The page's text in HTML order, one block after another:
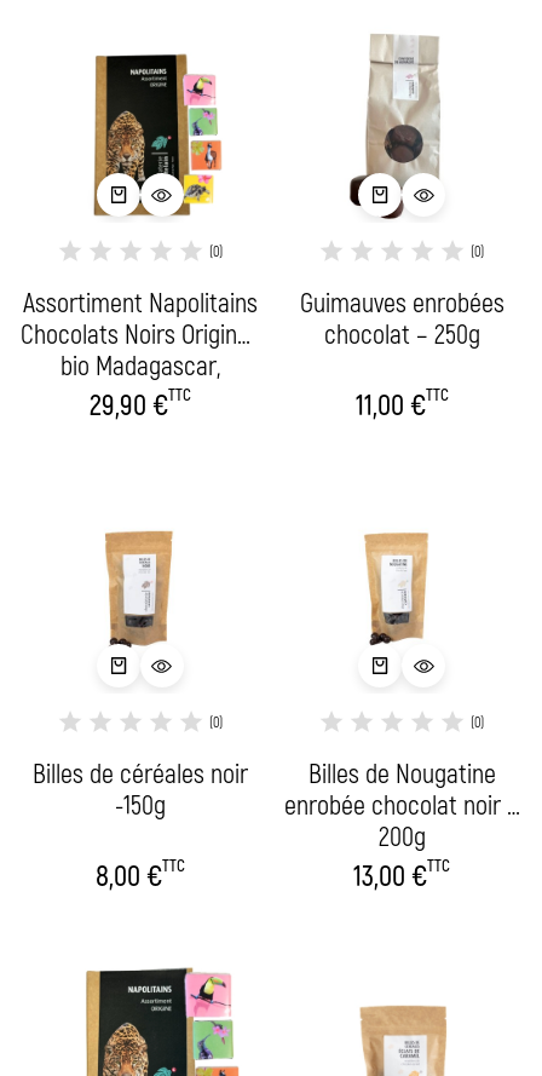
(0)
Assortiment Napolitains
Chocolats Noirs Origines
bio Madagascar,
Panama, République
Dominicaine et Pérou –
29,90 €TTC
(0)
Guimauves enrobées
chocolat – 250g
11,00 €TTC
(0)
Billes de céréales noir
-150g
8,00 €TTC
(0)
Billes de Nougatine
enrobée chocolat noir –
200g
13,00€TTC